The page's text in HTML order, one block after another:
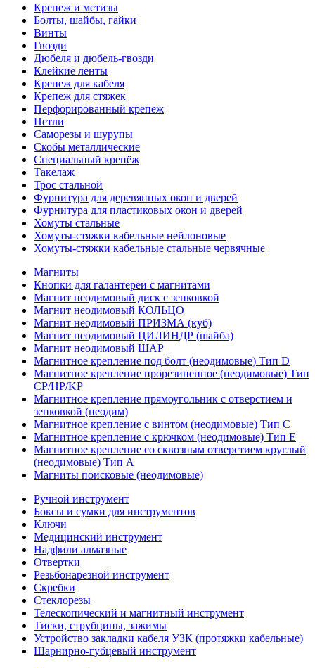
Крепеж и метизы
Болты, шайбы, гайки
Винты
Гвозди
Дюбеля и дюбель-гвозди
Клейкие ленты
Крепеж для кабеля
Крепеж для стяжек
Перфорированный крепеж
Петли
Саморезы и шурупы
Скобы металлические
Специальный крепёж
Такелаж
Трос стальной
Фурнитура для деревянных окон и дверей
Фурнитура для пластиковых окон и дверей
Хомуты стальные
Хомуты-стяжки кабельные нейлоновые
Хомуты-стяжки кабельные стальные червячные
Магниты
Кнопки для галантереи с магнитами
Магнит неодимовый диск с зенковкой
Магнит неодимовый КОЛЬЦО
Магнит неодимовый ПРИЗМА (куб)
Магнит неодимовый ЦИЛИНДР (шайба)
Магнит неодимовый ШАР
Магнитное крепление под болт (неодимовые) Тип D
Магнитное крепление прорезиненное (неодимовые) Тип
CP/HP/KP
Магнитное крепление прямоугольник с отверстием и
зенковкой (неодим)
Магнитное крепление с винтом (неодимовые) Тип С
Магнитное крепление с крючком (неодимовые) Тип Е
Магнитное крепление со сквозным отверстием круглый
(неодимовые) Тип А
Магниты поисковые (неодимовые)
Ручной инструмент
Боксы и сумки для инструментов
Ключи
Медицинский инструмент
Надфили алмазные
Отвертки
Резьбонарезной инструмент
Скребки
Стеклорезы
Телескопический и магнитный инструмент
Тиски, струбцины, зажимы
Устройство закладки кабеля УЗК (протяжки кабельные)
Шарнирно-губцевый инструмент